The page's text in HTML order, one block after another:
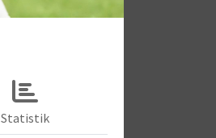
Statistik